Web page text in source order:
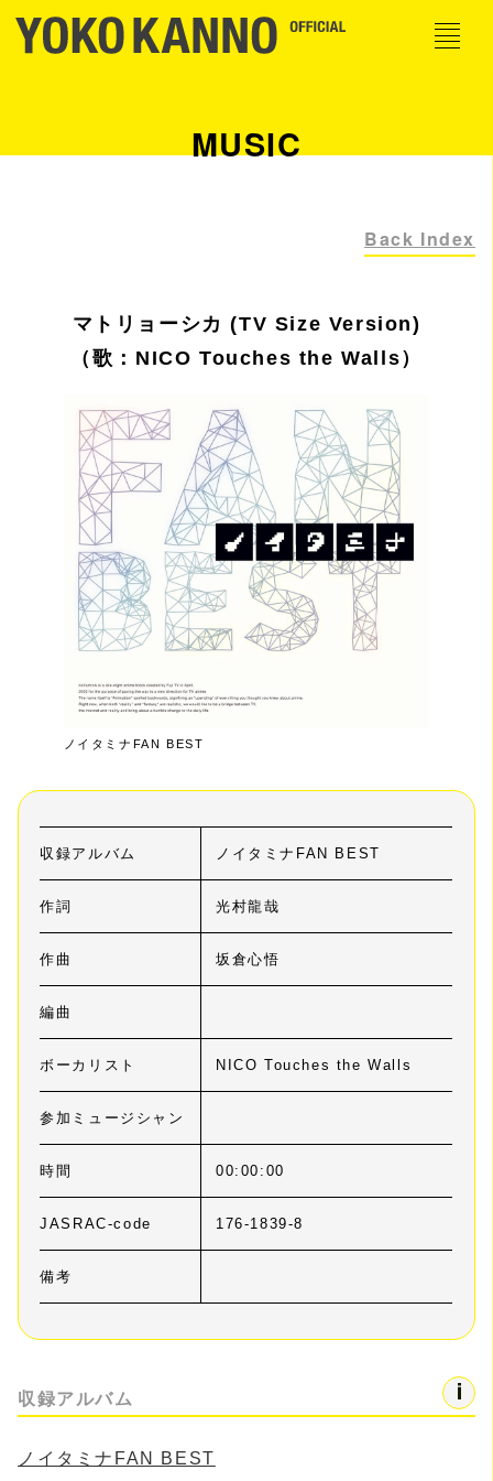
MUSIC
Back Index
マトリョーシカ (TV Size Version)
（歌：NICO Touches the Walls）
ノイタミナFAN BEST
収録アルバム ノイタミナFAN BEST
作詞 光村龍哉
作曲 坂倉心悟
編曲
ボーカリスト NICO Touches the Walls
参加ミュージシャン
時間 00:00:00
JASRAC-code 176-1839-8
備考
収録アルバム
ノイタミナFAN BEST